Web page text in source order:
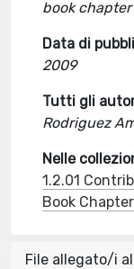
book
Data di
2009
Tutti gli
Rodriguez
Nelle
1.2.01
Book
File allegato/i